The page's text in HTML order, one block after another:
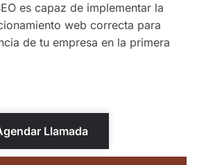
es capaz de implementar la
web correcta para
de tu empresa en la primera
Llamada